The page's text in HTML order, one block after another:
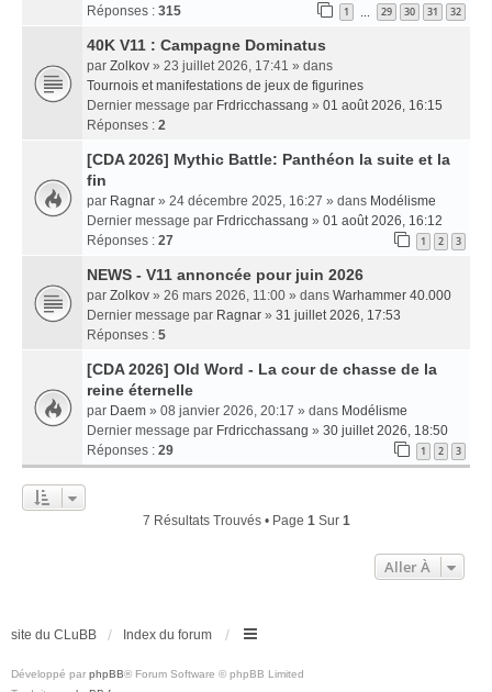
Réponses : 315 1 29 30 31 32
40K V11 : Campagne Dominatus
par Zolkov » 23 juillet 2026, 17:41 » dans
Tournois et manifestations de jeux de figurines
Dernier message par Frdricchassang » 01 août 2026, 16:15
Réponses : 2
[CDA 2026] Mythic Battle: Panthéon la suite et la
fin
par Ragnar » 24 décembre 2025, 16:27 » dans Modélisme
Dernier message par Frdricchassang » 01 août 2026, 16:12
Réponses : 27 1 2 3
NEWS - V11 annoncée pour juin 2026
par Zolkov » 26 mars 2026, 11:00 » dans Warhammer 40.000
Dernier message par Ragnar » 31 juillet 2026, 17:53
Réponses : 5
[CDA 2026] Old Word - La cour de chasse de la
reine éternelle
par Daem » 08 janvier 2026, 20:17 » dans Modélisme
Dernier message par Frdricchassang » 30 juillet 2026, 18:50
Réponses : 29 1 2 3
7 Résultats Trouvés • Page 1Sur 1
Aller À
site du CLuBB Index du forum
Développé par phpBB® Forum Software © phpBB Limited